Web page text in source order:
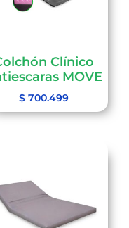
Clínico
MOVE
$700.499